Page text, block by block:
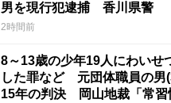
男を現行犯逮捕 香川県警
2時間前
8～13歳の少年19人にわいせ
した罪など 元団体職員の男
15年の判決 岡山地裁「常習